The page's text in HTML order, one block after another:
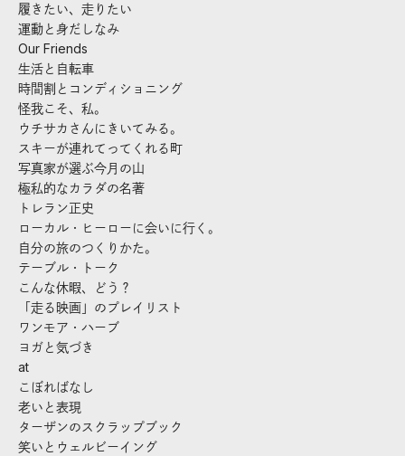
履きたい、走りたい
運動と身だしなみ
Our Friends
生活と自転車
時間割とコンディショニング
怪我こそ、私。
ウチサカさんにきいてみる。
スキーが連れてってくれる町
写真家が選ぶ今月の山
極私的なカラダの名著
トレラン正史
ローカル・ヒーローに会いに行く。
自分の旅のつくりかた。
テーブル・トーク
こんな休暇、どう？
「走る映画」のプレイリスト
ワンモア・ハーブ
ヨガと気づき
at
こぼればなし
老いと表現
ターザンのスクラップブック
笑いとウェルビーイング